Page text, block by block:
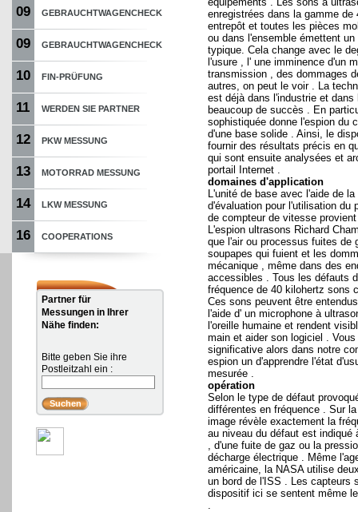
09 GEBRAUCHTWAGENCHECK
09 GEBRAUCHTWAGENCHECK
10 FIN-PRÜFUNG
11 WERDEN SIE PARTNER
12 PKW MESSUNG
13 MOTORRAD MESSUNG
14 LKW MESSUNG
16 COOPERATIONS
Partner für
Messungen in Ihrer
Nähe finden:
Bitte geben Sie ihre
Postleitzahl ein :
enregistrées dans la gamme de
entrepôt et toutes les pièces
ou dans l'ensemble émettent
typique. Cela change avec le
l'usure , l' une imminence d'un
transmission , des dommages
autres, on peut le voir . La
est déjà dans l'industrie et dans
beaucoup de succès . En
sophistiquée donne l'espion du
d'une base solide . Ainsi, le
fournir des résultats précis en
qui sont ensuite analysées et
portail Internet .
domaines d'application
L'unité de base avec l'aide de
d'évaluation pour l'utilisation du
de compteur de vitesse
L'espion ultrasons Richard
que l'air ou processus fuites de
soupapes qui fuient et les
mécanique , même dans des
accessibles . Tous les défauts
fréquence de 40 kilohertz sons
Ces sons peuvent être
l'aide d' un microphone à
l'oreille humaine et rendent
main et aider son logiciel .
significative alors dans notre
espion un d'apprendre l'état
mesurée .
opération
Selon le type de défaut
différentes en fréquence . Sur
image révèle exactement la
au niveau du défaut est indiqué
, d'une fuite de gaz ou la
décharge électrique . Même
américaine, la NASA utilise
un bord de l'ISS . Les capteurs
dispositif ici se sentent même
.